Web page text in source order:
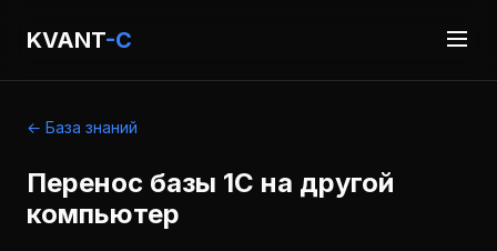
KVANT-C
← База знаний
Перенос базы 1С на другой
компьютер